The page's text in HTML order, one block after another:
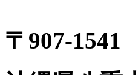
〒907-1541